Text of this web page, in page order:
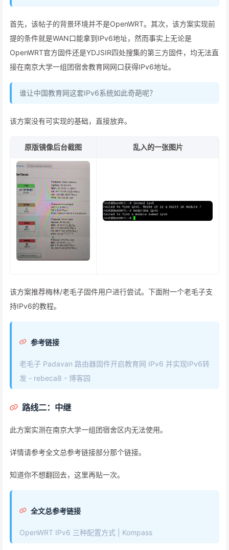
首先，该帖子的背景环境并不是OpenWRT。其次，该方案实现前
提的条件就是WAN口能拿到IPv6地址，然而事实上无论是
OpenWRT官方固件还是YDJSIR四处搜集的第三方固件，均无法直
接在南京大学一组团宿舍教育网网口获得IPv6地址。
谁让中国教育网这套IPv6系统如此奇葩呢？
该方案没有可实现的基础，直接放弃。
原版镜像后台截图 乱入的一张图片
该方案推荐梅林/老毛子固件用户进行尝试。下面附一个老毛子支
持IPv6的教程。
参考链接
老毛子 Padavan 路由器固件开启教育网 IPv6 并实现IPv6转
发 - rebeca8 - 博客园
路线二：中继
此方案实测在南京大学一组团宿舍区内无法使用。
详情请参考全文总参考链接部分那个链接。
知道你不想翻回去，这里再贴一次。
全文总参考链接
OpenWRT IPv6 三种配置方式 | Kompass